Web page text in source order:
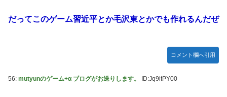
だってこのゲーム習近平とか毛沢東とかでも作れるんだぜ
コメント欄へ引用
56: mutyunのゲーム+α ブログがお送りします。 ID:Jq9itPY00